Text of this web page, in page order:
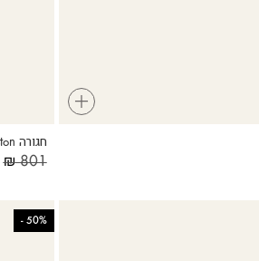
+
חגורה Boston
₪801
50%
-